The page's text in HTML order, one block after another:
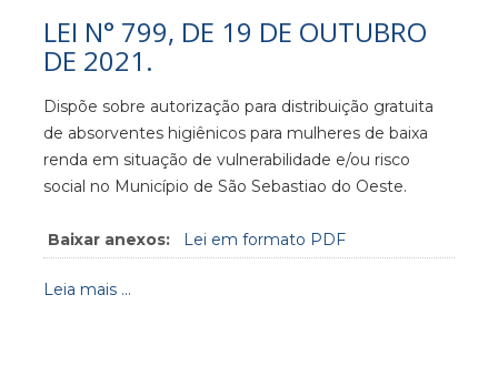
LEI N° 799, DE 19 DE OUTUBRO
DE 2021.
Dispõe sobre autorização para distribuição gratuita
de absorventes higiênicos para mulheres de baixa
renda em situação de vulnerabilidade e/ou risco
social no Município de São Sebastiao do Oeste.
Baixar anexos: Lei em formato PDF
Leia mais ...